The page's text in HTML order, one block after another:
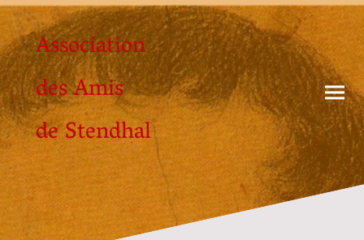
Association
des Amis
de Stendhal